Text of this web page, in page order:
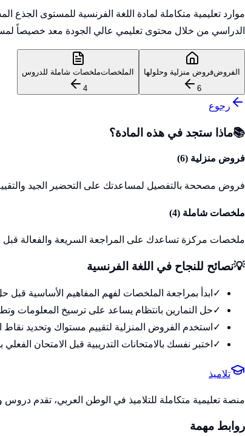
موارد تعليمية متكاملة لمادة اللغة الفرنسية للمستوى
الدراسي من خلال محتوى تعليمي عالي الجودة معد خصيصاً
الفروضفروض منزلية وحلولها
6
الملخصاتملخصات شاملة للدروس
4
رجوع
📚ماذا ستجد في هذه المادة؟
فروض منزلية (6
)
فروض مصححة بالتفصيل لمساعدتك على التحضير الجيد
ملخصات شاملة (4
)
ملخصات مركزة تساعدك على المراجعة السريعة والفعالة قبل
💡نصائح للنجاح في اللغة الفرنسية
✓ ابدأ بمراجعة الملخصات لفهم المفاهيم الأساسية قبل
✓حل التمارين بانتظام يساعد على ترسيخ المعلومات
✓ استخدم الفروض المنزلية لتقييم مستواك وتحديد
✓ اختبر نفسك بالامتحانات التدريبية قبل الامتحان
تلاميذ
منصة تعليمية متكاملة للتلاميذ في الوطن العربي، تقدم دروس
روابط مهمة